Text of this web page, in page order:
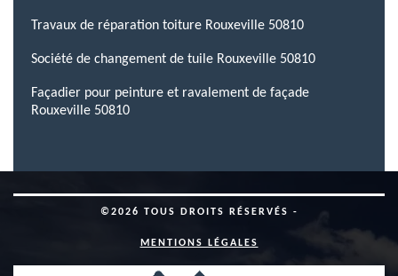
Travaux de réparation toiture Rouxeville 50810
Société de changement de tuile Rouxeville 50810
Façadier pour peinture et ravalement de façade
Rouxeville 50810
©2026 TOUS DROITS RÉSERVÉS -
MENTIONS LÉGALES